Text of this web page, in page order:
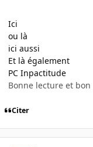
Ici
ou là
ici aussi
Et là également
PC Inpactitude
Bonne lecture et
Citer